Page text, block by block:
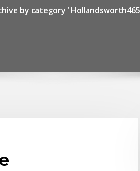
by category